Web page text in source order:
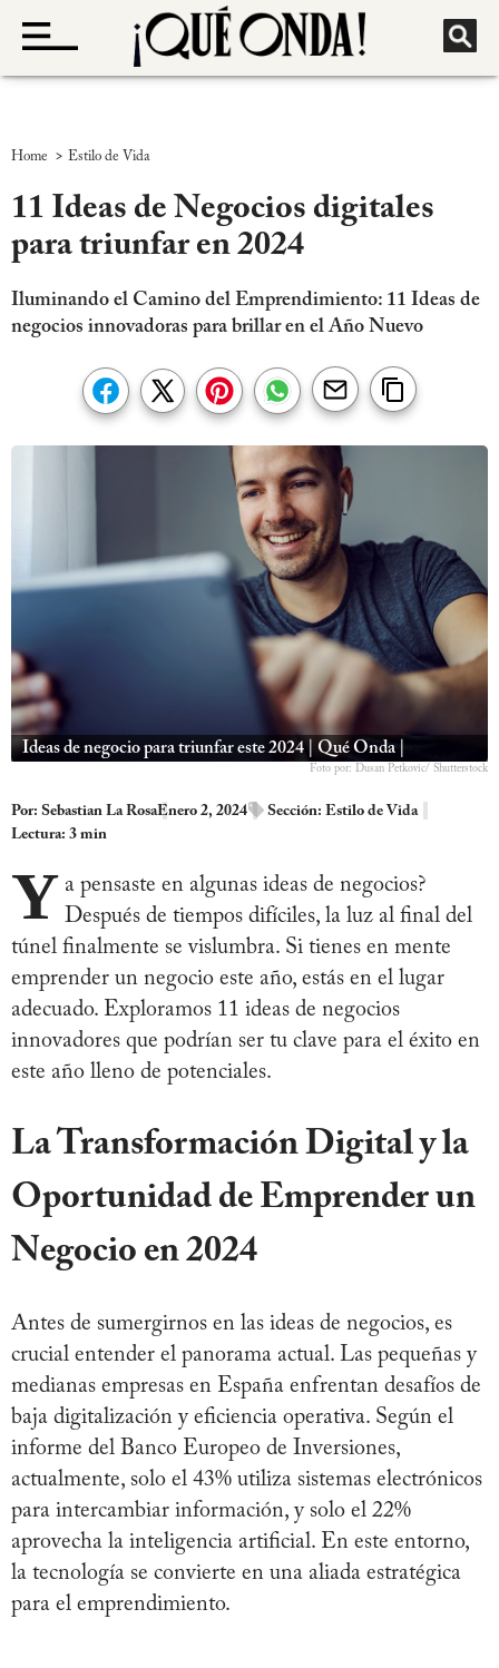
Home > Estilo de Vida
11 Ideas de Negocios digitales
para triunfar en 2024
Iluminando el Camino del Emprendimiento: 11 Ideas de
negocios innovadoras para brillar en el Año Nuevo
Ideas de negocio para triunfar este 2024 | Qué Onda |
Foto por: Dusan Petkovic/ Shutterstock
Por: Sebastian La RosaEnero 2, 2024 Sección: Estilo de Vida
Lectura: 3 min
Y a pensaste en algunas ideas de negocios?
Después de tiempos difíciles, la luz al final del
túnel finalmente se vislumbra. Si tienes en mente
emprender un negocio este año, estás en el lugar
adecuado. Exploramos 11 ideas de negocios
innovadores que podrían ser tu clave para el éxito en
este año lleno de potenciales.
La Transformación Digital y la
Oportunidad de Emprender un
Negocio en 2024
Antes de sumergirnos en las ideas de negocios, es
crucial entender el panorama actual. Las pequeñas y
medianas empresas en España enfrentan desafíos de
baja digitalización y eficiencia operativa. Según el
informe del Banco Europeo de Inversiones,
actualmente, solo el 43% utiliza sistemas electrónicos
para intercambiar información, y solo el 22%
aprovecha la inteligencia artificial. En este entorno,
la tecnología se convierte en una aliada estratégica
para el emprendimiento.